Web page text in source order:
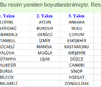
Bu resim yeniden boyutlandırılmıştır.